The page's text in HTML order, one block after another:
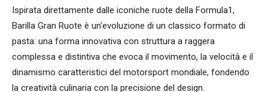
Ispirata direttamente dalle iconiche ruote della Formula1,
Barilla Gran Ruote è un’evoluzione di un classico formato di
pasta: una forma innovativa con struttura a raggera
complessa e distintiva che evoca il movimento, la velocità e il
dinamismo caratteristici del motorsport mondiale, fondendo
la creatività culinaria con la precisione del design.